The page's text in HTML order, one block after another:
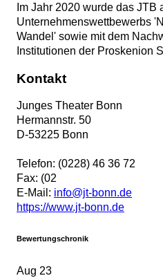
Im Jahr 2020 wurde das JTB
Unternehmenswettbewerbs
Wandel' sowie mit dem
Institutionen der Proskenion
Kontakt
Junges Theater Bonn
Hermannstr. 50
D-53225 Bonn
Telefon: (0228) 46 36 72
Fax: (02
E-Mail: info@jt-bonn.de
https://www.jt-bonn.de
Bewertungschronik
Aug 23